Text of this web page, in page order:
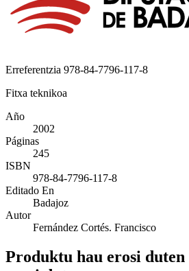
Erreferentzia 978-84-7796-117-8
Fitxa teknikoa
Año
2002
Páginas
245
ISBN
978-84-7796-117-8
Editado En
Badajoz
Autor
Fernández Cortés. Francisco
Produktu hau erosi duten